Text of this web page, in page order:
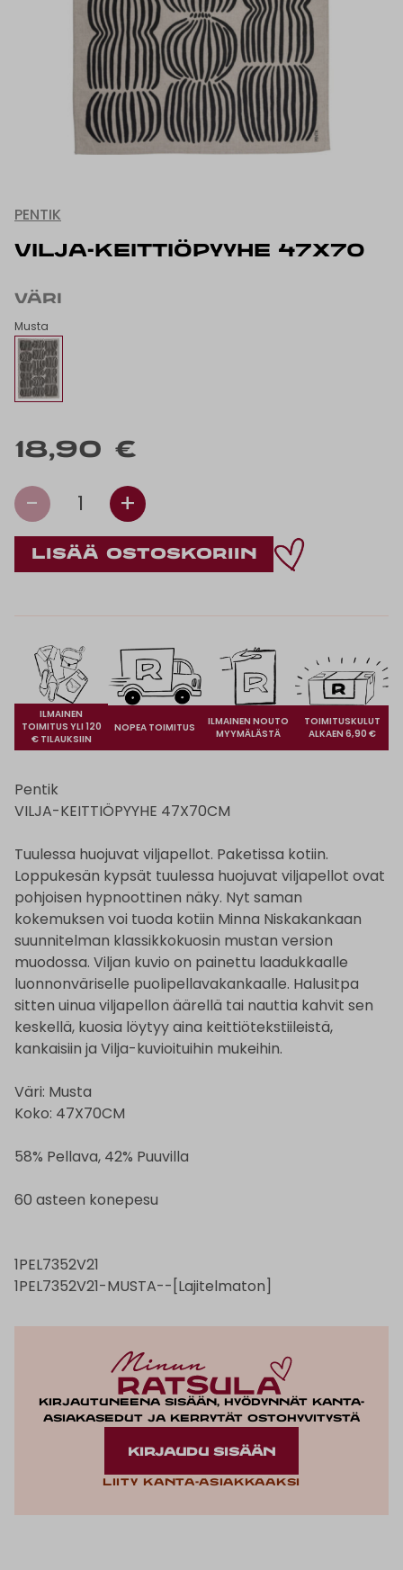
PENTIK
VILJA-KEITTIÖPYYHE 47X70
VÄRI
Musta
18,90 €
- 1 +
ILMAINEN
TOIMITUS YLI 120
€ TILAUKSIIN
NOPEA TOIMITUS
ILMAINEN NOUTO
MYYMÄLÄSTÄ
TOIMITUSKULUT
ALKAEN 6,90 €
Pentik
VILJA-KEITTIÖPYYHE 47X70CM
Tuulessa huojuvat viljapellot. Paketissa kotiin.
Loppukesän kypsät tuulessa huojuvat viljapellot ovat
pohjoisen hypnoottinen näky. Nyt saman
kokemuksen voi tuoda kotiin Minna Niskakankaan
suunnitelman klassikkokuosin mustan version
muodossa. Viljan kuvio on painettu laadukkaalle
luonnonväriselle puolipellavakankaalle. Halusitpa
sitten uinua viljapellon äärellä tai nauttia kahvit sen
keskellä, kuosia löytyy aina keittiötekstiileistä,
kankaisiin ja Vilja-kuvioituihin mukeihin.
Väri: Musta
Koko: 47X70CM
58% Pellava, 42% Puuvilla
60 asteen konepesu
1PEL7352V21
1PEL7352V21-MUSTA--[Lajitelmaton]
Kirjautuneena sisään, hyödynnät kanta-
asiakasedut ja kerrytät ostohyvitystä
KIRJAUDU SISÄÄN
Liity kanta-asiakkaaksi